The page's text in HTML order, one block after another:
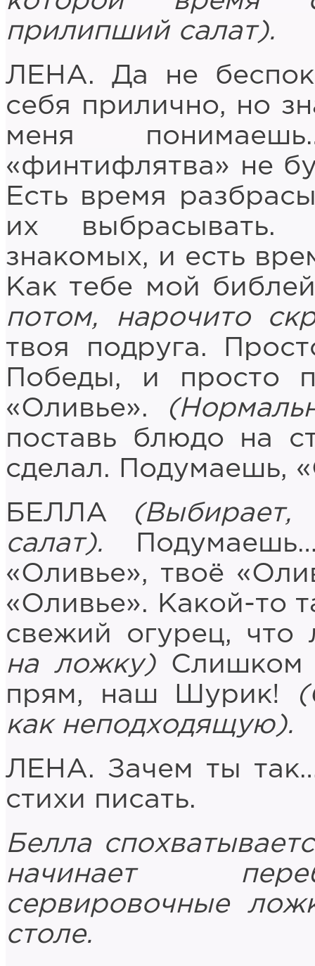
прилипший салат).
ЛЕНА. Да не
себя прилично, но
меня
«финтифлятва» не
Есть время
их выбрасывать.
знакомых, и есть
Как тебе мой
потом, нарочито
твоя подруга.
Победы, и просто
«Оливье».
поставь блюдо на
сделал. Подумаешь,
БЕЛЛА
салат).
«Оливье», твоё
«Оливье». Какой-то
свежий огурец, что
на ложку) Слишком
прям, наш Шурик!
как неподходящую).
ЛЕНА. Зачем ты
стихи писать.
Белла
начинает
сервировочные
столе.